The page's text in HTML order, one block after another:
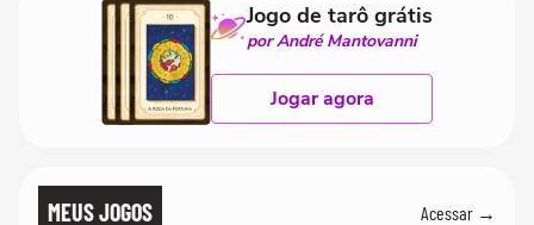
Jogo de tarô grátis
por André Mantovanni
Jogar agora
MEUS JOGOS Acessar →